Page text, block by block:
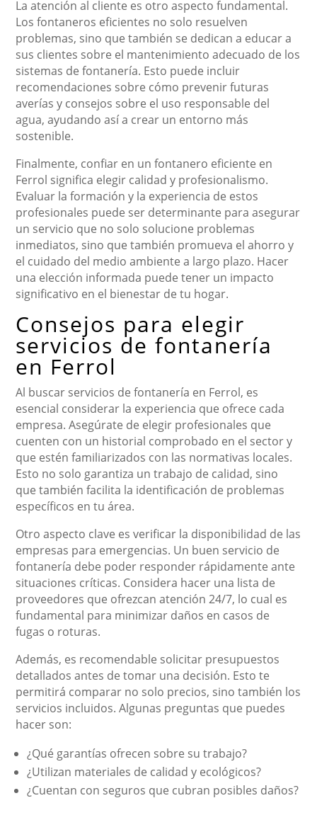
La atención al cliente es otro aspecto fundamental.
Los fontaneros eficientes no solo resuelven
problemas, sino que también se dedican a educar a
sus clientes sobre el mantenimiento adecuado de los
sistemas de fontanería. Esto puede incluir
recomendaciones sobre cómo prevenir futuras
averías y consejos sobre el uso responsable del
agua, ayudando así a crear un entorno más
sostenible.
Finalmente, confiar en un fontanero eficiente en
Ferrol significa elegir calidad y profesionalismo.
Evaluar la formación y la experiencia de estos
profesionales puede ser determinante para asegurar
un servicio que no solo solucione problemas
inmediatos, sino que también promueva el ahorro y
el cuidado del medio ambiente a largo plazo. Hacer
una elección informada puede tener un impacto
significativo en el bienestar de tu hogar.
Consejos para elegir
servicios de fontanería
en Ferrol
Al buscar servicios de fontanería en Ferrol, es
esencial considerar la experiencia que ofrece cada
empresa. Asegúrate de elegir profesionales que
cuenten con un historial comprobado en el sector y
que estén familiarizados con las normativas locales.
Esto no solo garantiza un trabajo de calidad, sino
que también facilita la identificación de problemas
específicos en tu área.
Otro aspecto clave es verificar la disponibilidad de las
empresas para emergencias. Un buen servicio de
fontanería debe poder responder rápidamente ante
situaciones críticas. Considera hacer una lista de
proveedores que ofrezcan atención 24/7, lo cual es
fundamental para minimizar daños en casos de
fugas o roturas.
Además, es recomendable solicitar presupuestos
detallados antes de tomar una decisión. Esto te
permitirá comparar no solo precios, sino también los
servicios incluidos. Algunas preguntas que puedes
hacer son:
¿Qué garantías ofrecen sobre su trabajo?
¿Utilizan materiales de calidad y ecológicos?
¿Cuentan con seguros que cubran posibles daños?